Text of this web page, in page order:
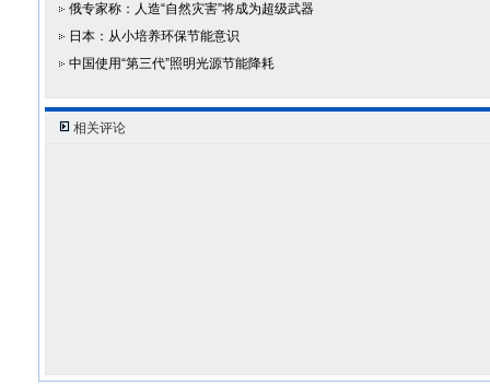
俄专家称：人造“自然灾害”将成为超级武器
日本：从小培养环保节能意识
中国使用“第三代”照明光源节能降耗
相关评论